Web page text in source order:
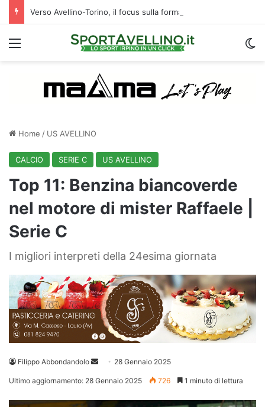
Verso Avellino-Torino, il focus sulla formazione granata
Menu
Home / US AVELLINO
CALCIO SERIE C US AVELLINO
Top 11: Benzina biancoverde
nel motore di mister Raffaele |
Serie C
I migliori interpreti della 24esima giornata
Filippo Abbondandolo
Invia 28 Gennaio 2025
Ultimo aggiornamento: 28 Gennaio 2025 726 1 minuto di lettura